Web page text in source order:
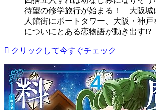
待望の修学旅行が始まる！ 大阪城
人館街にポートタワー、大阪・神戸
についにとある恋物語が動き出す!?
クリックして今すぐチェック